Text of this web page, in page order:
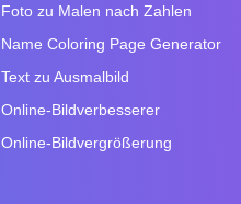
Foto zu Malen nach Zahlen
Name Coloring Page Generator
Text zu Ausmalbild
Online-Bildverbesserer
Online-Bildvergrößerung